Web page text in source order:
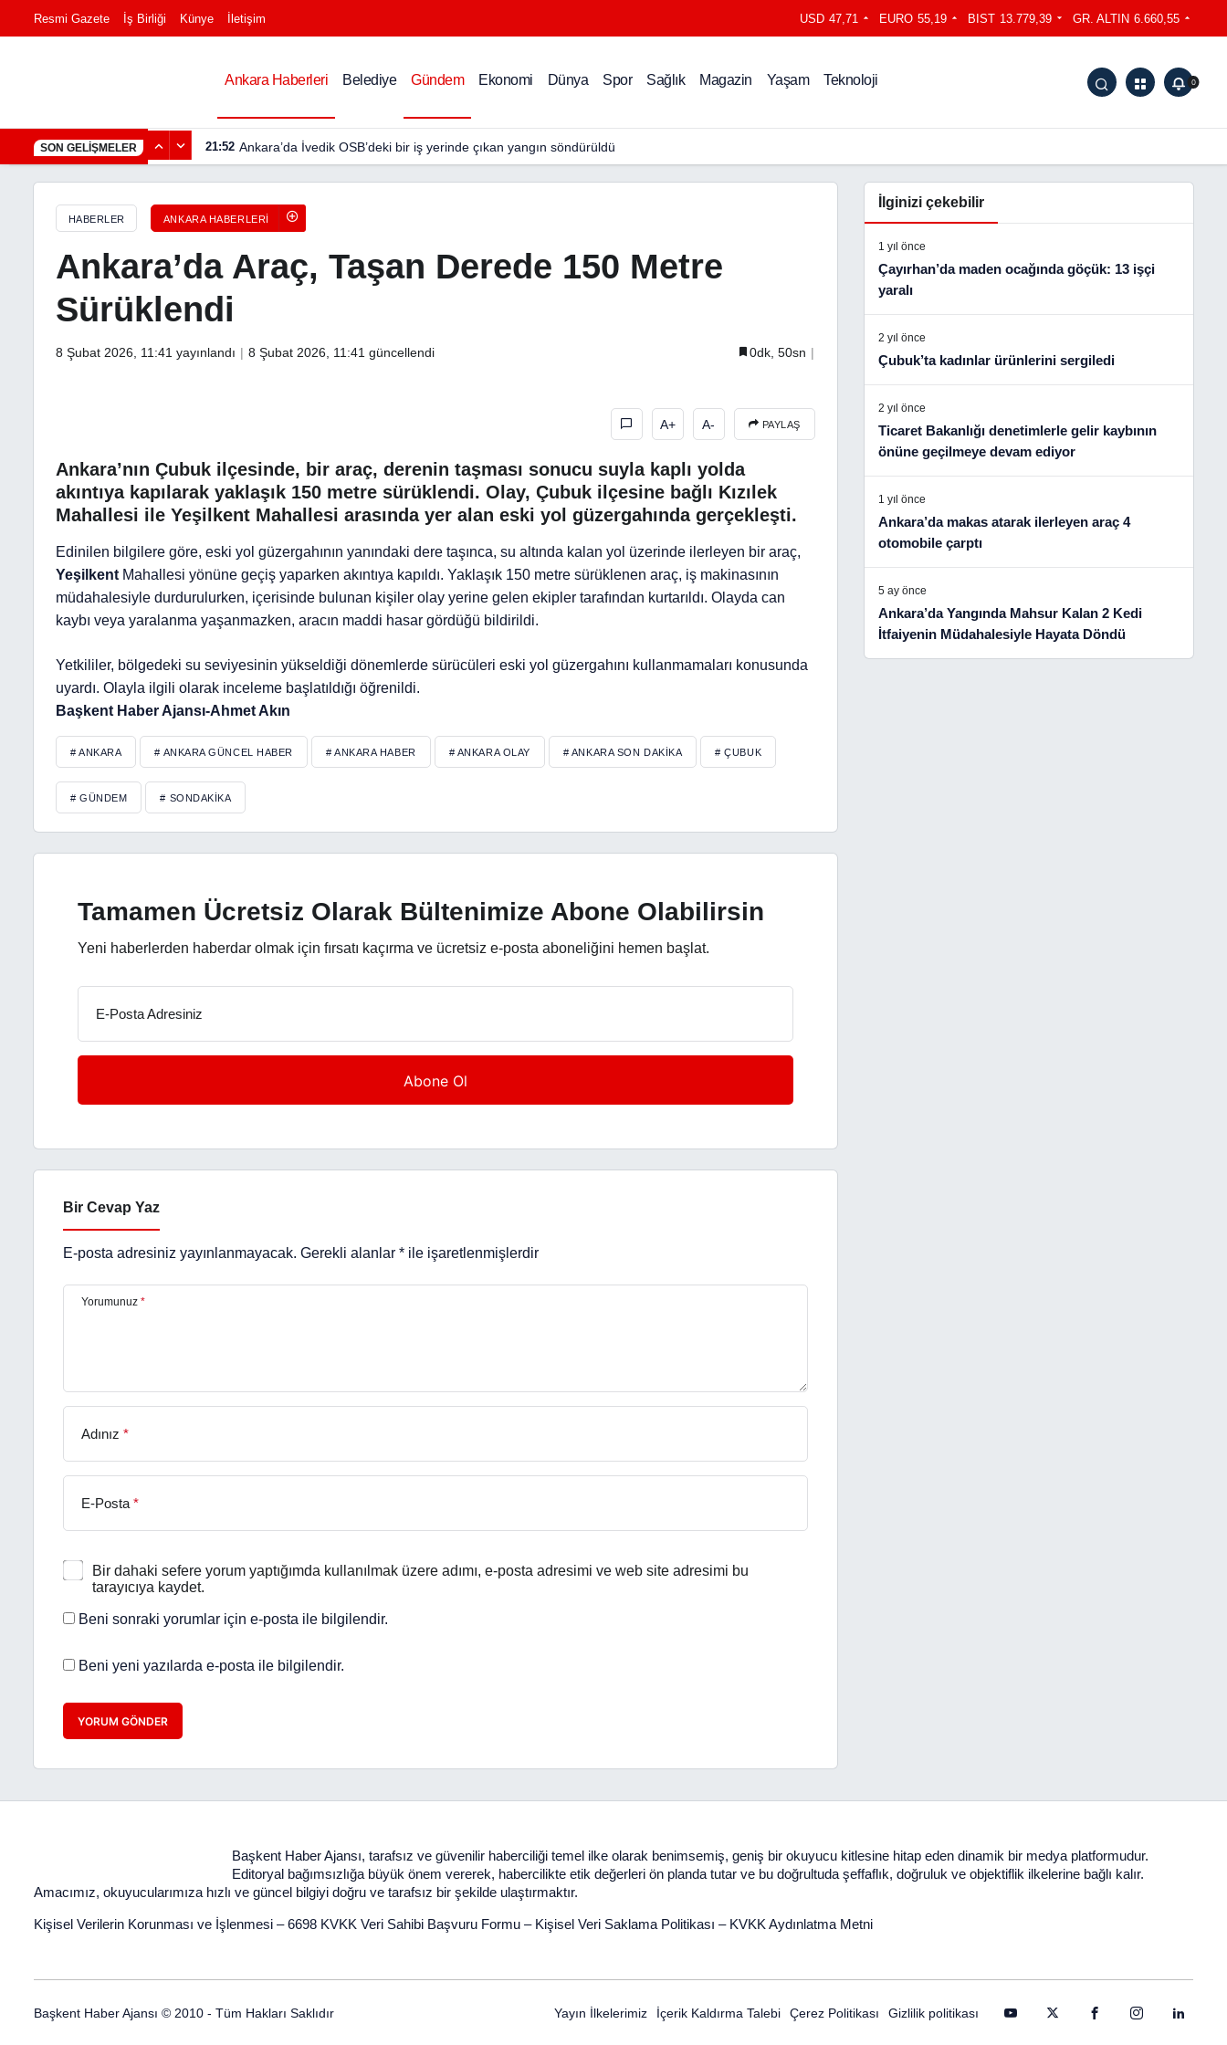
Resmi Gazete İş Birliği Künye İletişim USD 47,71 EURO 55,19 BIST 13.779,39 GR. ALTIN 6.660,55
Ankara Haberleri Belediye Gündem Ekonomi Dünya Spor Sağlık Magazin Yaşam Teknoloji 0
SON GELIŞMELER 21:52 Ankara’da İvedik OSB’deki bir iş yerinde çıkan yangın söndürüldü
HABERLER ANKARA HABERLERI
Ankara’da Araç, Taşan Derede 150 Metre
Sürüklendi
8 Şubat 2026, 11:41 yayınlandı 8 Şubat 2026, 11:41 güncellendi 0dk, 50sn
A+ A- PAYLAŞ
Ankara’nın Çubuk ilçesinde, bir araç, derenin taşması sonucu suyla kaplı yolda
akıntıya kapılarak yaklaşık 150 metre sürüklendi. Olay, Çubuk ilçesine bağlı Kızılek
Mahallesi ile Yeşilkent Mahallesi arasında yer alan eski yol güzergahında gerçekleşti.
Edinilen bilgilere göre, eski yol güzergahının yanındaki dere taşınca, su altında kalan yol üzerinde ilerleyen bir araç,
Yeşilkent Mahallesi yönüne geçiş yaparken akıntıya kapıldı. Yaklaşık 150 metre sürüklenen araç, iş makinasının
müdahalesiyle durdurulurken, içerisinde bulunan kişiler olay yerine gelen ekipler tarafından kurtarıldı. Olayda can
kaybı veya yaralanma yaşanmazken, aracın maddi hasar gördüğü bildirildi.
Yetkililer, bölgedeki su seviyesinin yükseldiği dönemlerde sürücüleri eski yol güzergahını kullanmamaları konusunda
uyardı. Olayla ilgili olarak inceleme başlatıldığı öğrenildi.
Başkent Haber Ajansı-Ahmet Akın
Ankara’da Araç, Taşan Derede 150 Metre Sürüklendi
# ANKARA # ANKARA GÜNCEL HABER # ANKARA HABER # ANKARA OLAY # ANKARA SON DAKIKA # ÇUBUK
# GÜNDEM # SONDAKIKA
Tamamen Ücretsiz Olarak Bültenimize Abone Olabilirsin
Yeni haberlerden haberdar olmak için fırsatı kaçırma ve ücretsiz e-posta aboneliğini hemen başlat.
E-Posta Adresiniz
Bir Cevap Yaz
E-posta adresiniz yayınlanmayacak. Gerekli alanlar * ile işaretlenmişlerdir
Yorumunuz *
Adınız *
E-Posta *
Bir dahaki sefere yorum yaptığımda kullanılmak üzere adımı, e-posta adresimi ve web site adresimi bu
tarayıcıya kaydet.
Beni sonraki yorumlar için e-posta ile bilgilendir.
Beni yeni yazılarda e-posta ile bilgilendir.
YORUM GÖNDER
İlginizi çekebilir
1 yıl önce
Çayırhan’da maden ocağında göçük: 13 işçi
yaralı
2 yıl önce
Çubuk’ta kadınlar ürünlerini sergiledi
2 yıl önce
Ticaret Bakanlığı denetimlerle gelir kaybının
önüne geçilmeye devam ediyor
1 yıl önce
Ankara’da makas atarak ilerleyen araç 4
otomobile çarptı
5 ay önce
Ankara’da Yangında Mahsur Kalan 2 Kedi
İtfaiyenin Müdahalesiyle Hayata Döndü
Başkent Haber Ajansı, tarafsız ve güvenilir haberciliği temel ilke olarak benimsemiş, geniş bir okuyucu kitlesine hitap eden dinamik bir medya platformudur.
Editoryal bağımsızlığa büyük önem vererek, habercilikte etik değerleri ön planda tutar ve bu doğrultuda şeffaflık, doğruluk ve objektiflik ilkelerine bağlı kalır.
Amacımız, okuyucularımıza hızlı ve güncel bilgiyi doğru ve tarafsız bir şekilde ulaştırmaktır.
Kişisel Verilerin Korunması ve İşlenmesi –6698 KVKK Veri Sahibi Başvuru Formu – Kişisel Veri Saklama Politikası – KVKK Aydınlatma Metni
Başkent Haber Ajansı © 2010 - Tüm Hakları Saklıdır Yayın İlkelerimiz İçerik Kaldırma Talebi Çerez Politikası Gizlilik politikası